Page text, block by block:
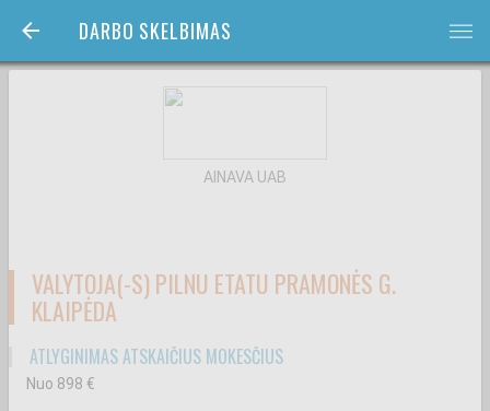
DARBO SKELBIMAS bars
AINAVA UAB
VALYTOJA(-S) PILNU ETATU PRAMONĖS G.
KLAIPĖDA
ATLYGINIMAS ATSKAIČIUS MOKESČIUS
Nuo 898 €